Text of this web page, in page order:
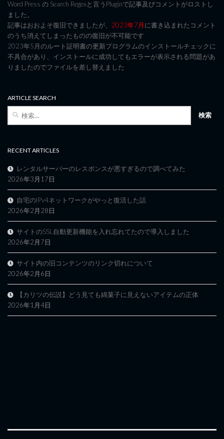
Word Press の Search Regexと言うPluginで記事及びコメントがロストし
ました。
記事はおおよそ復旧できましたが、 2023年7月に書き込まれたコメント
のうち消えてしまったものの復旧が不可能です
2023年5月のルート証明書の更新プログラムのインストールチェックに
不具合があり、インストールに成功してもエラーが表示される問題があ
りましたのでファイルを差し替えました
ARTICLE SEARCH
RECENT ARTICLES
レンタルサーバーのレスポンスが悪すぎるので調べてみた
2026年3月17日
自宅のIPv4ネットワークがやっと復活した話
2026年2月28日
サイトのSSL自動更新機能を入れ忘れてたので導入しました
2026年2月7日
サイト内の旧コンテンツのリンク切れについて
2026年2月6日
【カリツの伝説】どう見ても綿菓子に見えないアイテムの正体
2026年1月4日